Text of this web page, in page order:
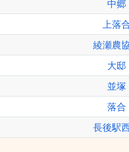
中郷
上落
綾瀬農
大邸
並塚
落合
長後駅